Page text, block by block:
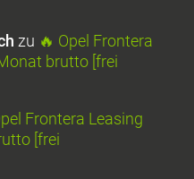
zu 🔥 Opel Frontera
brutto [frei
Frontera Leasing
[frei